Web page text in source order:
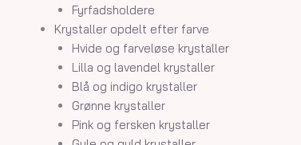
Fyrfadsholdere
Krystaller opdelt efter farve
Hvide og farveløse krystaller
Lilla og lavendel krystaller
Blå og indigo krystaller
Grønne krystaller
Pink og fersken krystaller